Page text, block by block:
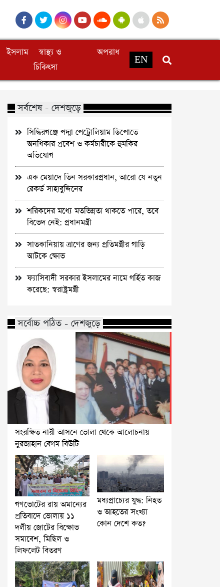
ইসলাম
স্বাস্থ্য ও
চিকিৎসা
অপরাধ
EN
সর্বশেষ - দেশজুড়ে
সিদ্ধিরগঞ্জে পদ্মা পেট্রোলিয়াম ডিপোতে
অনধিকার প্রবেশ ও কর্মচারীকে হুমকির
অভিযোগ
এক মেয়াদে তিন সরকারপ্রধান, আরো যে নতুন
রেকর্ড সাহাবুদ্দিনের
শরিকদের মধ্যে মতভিন্নতা থাকতে পারে, তবে
বিভেদ নেই: প্রধানমন্ত্রী
সাতকানিয়ায় ত্রাণের জন্য প্রতিমন্ত্রীর গাড়ি
আটকে ক্ষোভ
ফ্যাসিবাদী সরকার ইসলামের নামে গর্হিত কাজ
করেছে: স্বরাষ্ট্রমন্ত্রী
সর্বোচ্চ পঠিত - দেশজুড়ে
সংরক্ষিত নারী আসনে ভোলা থেকে আলোচনায়
নুরজাহান বেগম বিউটি
গণভোটের রায় অমান্যের
প্রতিবাদে ভোলায় ১১
দলীয় জোটের বিক্ষোভ
সমাবেশ, মিছিল ও
লিফলেট বিতরণ
মধ্যপ্রাচ্যের যুদ্ধ: নিহত
ও আহতের সংখ্যা
কোন দেশে কত?